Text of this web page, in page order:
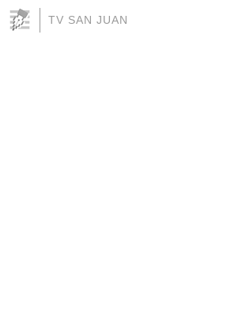
TV SAN JUAN